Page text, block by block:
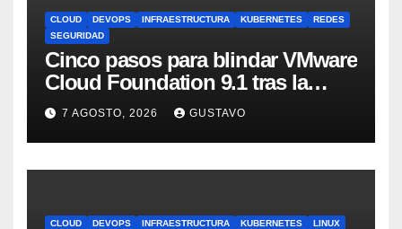
CLOUD DEVOPS INFRAESTRUCTURA KUBERNETES
REDES
SEGURIDAD
Cinco pasos para blindar VMware
Cloud Foundation 9.1 tras la
actualización
7 AGOSTO, 2026 GUSTAVO
CLOUD DEVOPS INFRAESTRUCTURA KUBERNETES
LINUX